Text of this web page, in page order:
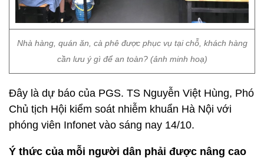
Nhà hàng, quán ăn, cà phê được phục vụ tại chỗ, khách hàng
cần lưu ý gì để an toàn? (ảnh minh hoạ)
Đây là dự báo của PGS. TS Nguyễn Việt Hùng, Phó
Chủ tịch Hội kiểm soát nhiễm khuẩn Hà Nội với
phóng viên Infonet vào sáng nay 14/10.
Ý thức của mỗi người dân phải được nâng cao